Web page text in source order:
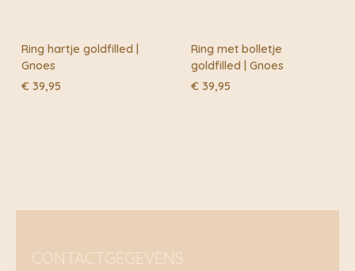
Ring hartje goldfilled |
Gnoes
€ 39,95
Ring met bolletje
goldfilled | Gnoes
€ 39,95
CONTACTGEGEVENS